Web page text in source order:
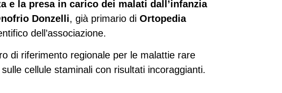
e la presa in carico dei malati dall’infanzia
Donzelli, già primario di Ortopedia
dell’associazione.
di riferimento regionale per le malattie rare
cellule staminali con risultati incoraggianti.